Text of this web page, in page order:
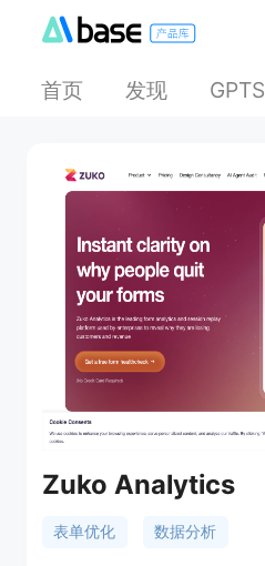
首页 发现 GPTS
Zuko Analytics
表单优化 数据分析